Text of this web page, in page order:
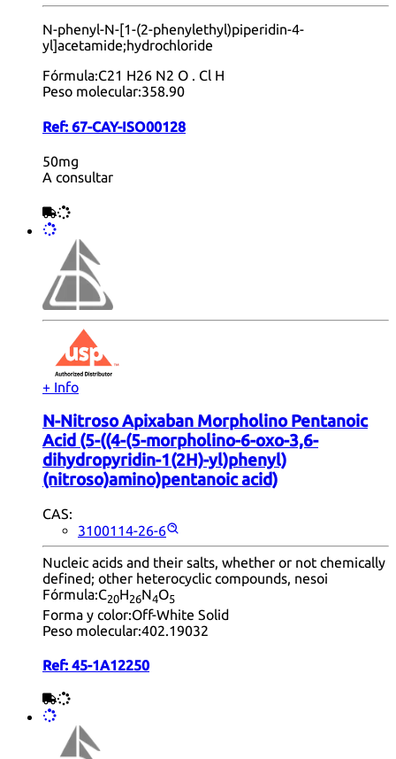
N-phenyl-N-[1-(2-phenylethyl)piperidin-4-
yl]acetamide;hydrochloride
Fórmula:C21 H26 N2 O . Cl H
Peso molecular:358.90
Ref: 67-CAY-ISO00128
50mg
A consultar
+ Info
N-Nitroso Apixaban Morpholino Pentanoic
Acid (5-((4-(5-morpholino-6-oxo-3,6-
dihydropyridin-1(2H)-yl)phenyl)
(nitroso)amino)pentanoic acid)
CAS:
3100114-26-6
Nucleic acids and their salts, whether or not chemically
defined; other heterocyclic compounds, nesoi
Fórmula:C20H26N4O5
Forma y color:Off-White Solid
Peso molecular:402.19032
Ref: 45-1A12250